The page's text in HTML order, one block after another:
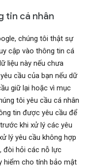
tin cá nhân
chúng tôi thật sự
cập vào thông tin cá
liệu này nếu chưa
cầu của bạn nếu dữ
giữ lại hoặc vì mục
tôi yêu cầu cá nhân
tin được yêu cầu để
khi xử lý các yêu
lý yêu cầu không hợp
đòi hỏi các nỗ lực
hiểm cho tính bảo mật